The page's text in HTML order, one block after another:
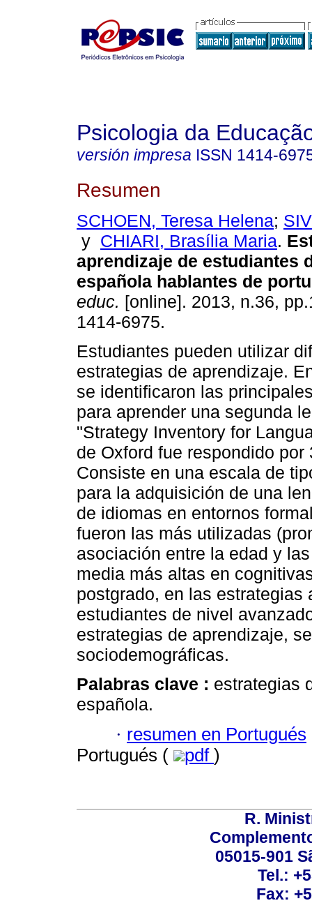
Psicologia da
versión impresa ISSN 1414-
Resumen
SCHOEN, Teresa Helena;
y CHIARI, Brasília Maria.
aprendizaje de estudiantes
española hablantes de
educ. [online]. 2013, n.36,
1414-6975.
Estudiantes pueden utilizar
estrategias de aprendizaje.
se identificaron las
para aprender una segunda
"Strategy Inventory for
de Oxford fue respondido
Consiste en una escala de
para la adquisición de una
de idiomas en entornos
fueron las más utilizadas
asociación entre la edad y
media más altas en
postgrado, en las
estudiantes de nivel
estrategias de aprendizaje,
sociodemográficas.
Palabras clave : estrategias
española.
· resumen en Portugués
Portugués (
pdf )
R.
05015-901
Tel.:
Fax: